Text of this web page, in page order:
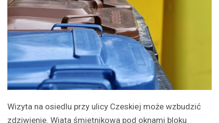
Wizyta na osiedlu przy ulicy Czeskiej może wzbudzić
zdziwienie. Wiata śmietnikowa pod oknami bloku